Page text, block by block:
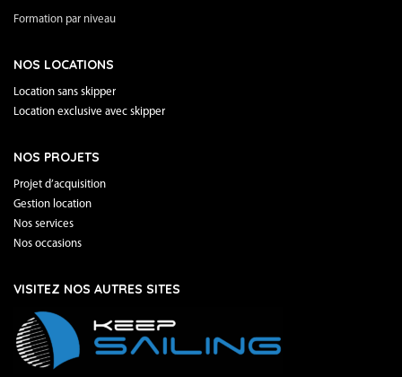
Formation par niveau
NOS LOCATIONS
Location sans skipper
Location exclusive avec skipper
NOS PROJETS
Projet d’acquisition
Gestion location
Nos services
Nos occasions
VISITEZ NOS AUTRES SITES